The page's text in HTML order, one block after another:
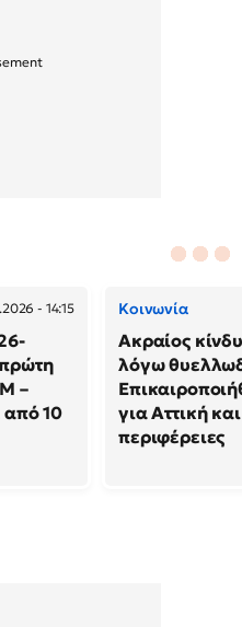
- 14:15
–
από 10
Κοινωνία
Ακραίος
λόγω
για Αττική
περιφέρειες